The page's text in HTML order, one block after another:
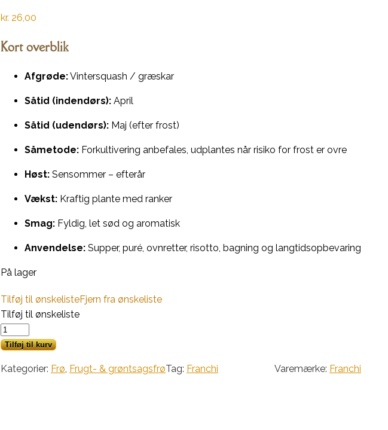
kr. 26,00
Kort overblik
Afgrøde:Vintersquash / græskar
Såtid (indendørs): April
Såtid (udendørs): Maj (efter frost)
Såmetode: Forkultivering anbefales, udplantes når risiko for frost er ovre
Høst: Sensommer – efterår
Vækst: Kraftig plante med ranker
Smag: Fyldig, let sød og aromatisk
Anvendelse: Supper, puré, ovnretter, risotto, bagning og langtidsopbevaring
På lager
Tilføj til ønskelisteFjern fra ønskeliste
Tilføj til ønskeliste
Græskar,
Zucca
di
Tilføj til kurv
Kategorier: Frø Frugt- & grøntsagsfrøTag: Franchi Varemærke: Franchi